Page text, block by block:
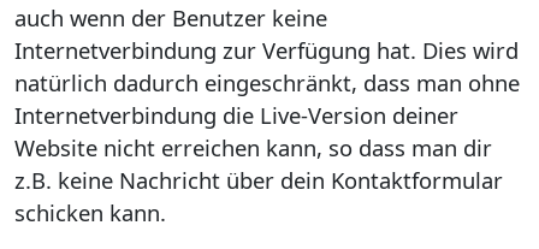
auch wenn der Benutzer keine
Internetverbindung zur Verfügung hat. Dies wird
natürlich dadurch eingeschränkt, dass man ohne
Internetverbindung die Live-Version deiner
Website nicht erreichen kann, so dass man dir
z.B. keine Nachricht über dein Kontaktformular
schicken kann.